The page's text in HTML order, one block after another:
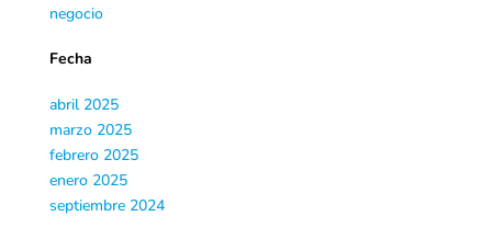
negocio
Fecha
abril 2025
marzo 2025
febrero 2025
enero 2025
septiembre 2024